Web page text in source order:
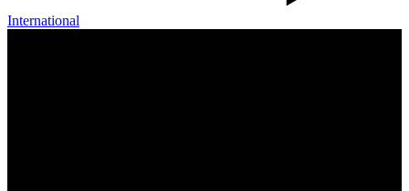
International